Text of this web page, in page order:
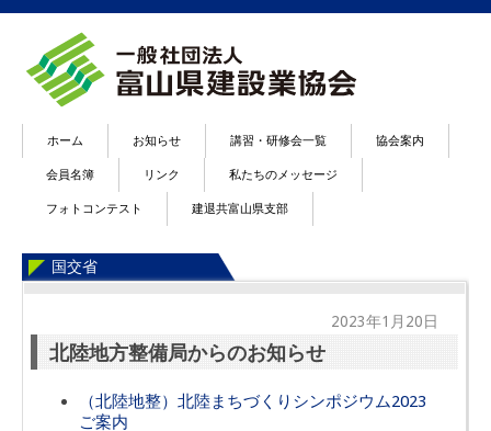
ホーム お知らせ 講習・研修会一覧 協会案内
会員名簿 リンク 私たちのメッセージ
フォトコンテスト 建退共富山県支部
国交省
2023年1月20日
北陸地方整備局からのお知らせ
（北陸地整）北陸まちづくりシンポジウム2023
ご案内